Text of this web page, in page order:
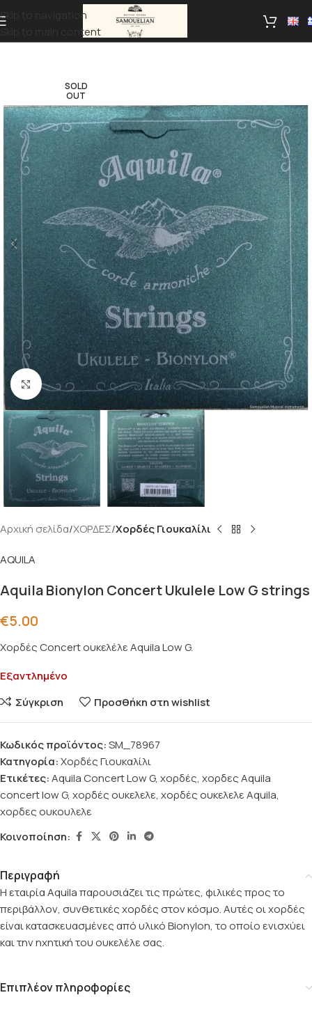
Skip to navigation
Skip to main content
SOLD
OUT
Click to enlarge
Αρχική σελίδα ΧΟΡΔΕΣ Χορδές Γιουκαλίλι
AQUILA
Aquila Bionylon Concert Ukulele Low G strings
€5.00
Χορδές Concert ουκελέλε Aquila Low G.
Εξαντλημένο
Σύγκριση
Προσθήκη στη wishlist
Κωδικός προϊόντος:SM_78967
Κατηγορία:Χορδές Γιουκαλίλι
Ετικέτες:Aquila Concert Low G, χορδές, χορδες Aquila
concert low G, χορδές ουκελελε, χορδές ουκελελε Aquila,
χορδες ουκουλελε
Κοινοποίηση:
Περιγραφή
Η εταιρία Aquila παρουσιάζει τις πρώτες, φιλικές προς το
περιβάλλον, συνθετικές χορδές στον κόσμο. Αυτές οι χορδές
είναι κατασκευασμένες από υλικό Bionylon, το οποίο ενισχύει
και την ηχητική του ουκελέλε σας.
Επιπλέον πληροφορίες